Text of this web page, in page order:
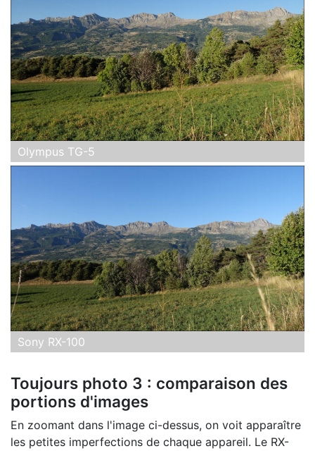
Olympus TG-5
Sony RX-100
Toujours photo 3 : comparaison des
portions d'images
En zoomant dans l'image ci-dessus, on voit apparaître
les petites imperfections de chaque appareil. Le RX-